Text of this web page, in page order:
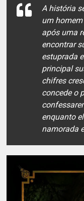
A história
um
após uma
encontrar
estuprada
principal
chifres
concede o
enquanto
namorada